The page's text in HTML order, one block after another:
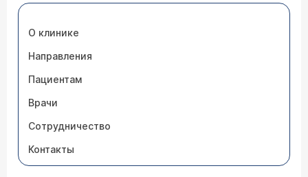
О клинике
Направления
Пациентам
Врачи
Сотрудничество
Контакты